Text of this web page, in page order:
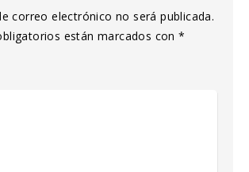
correo electrónico no será publicada.
están marcados con*